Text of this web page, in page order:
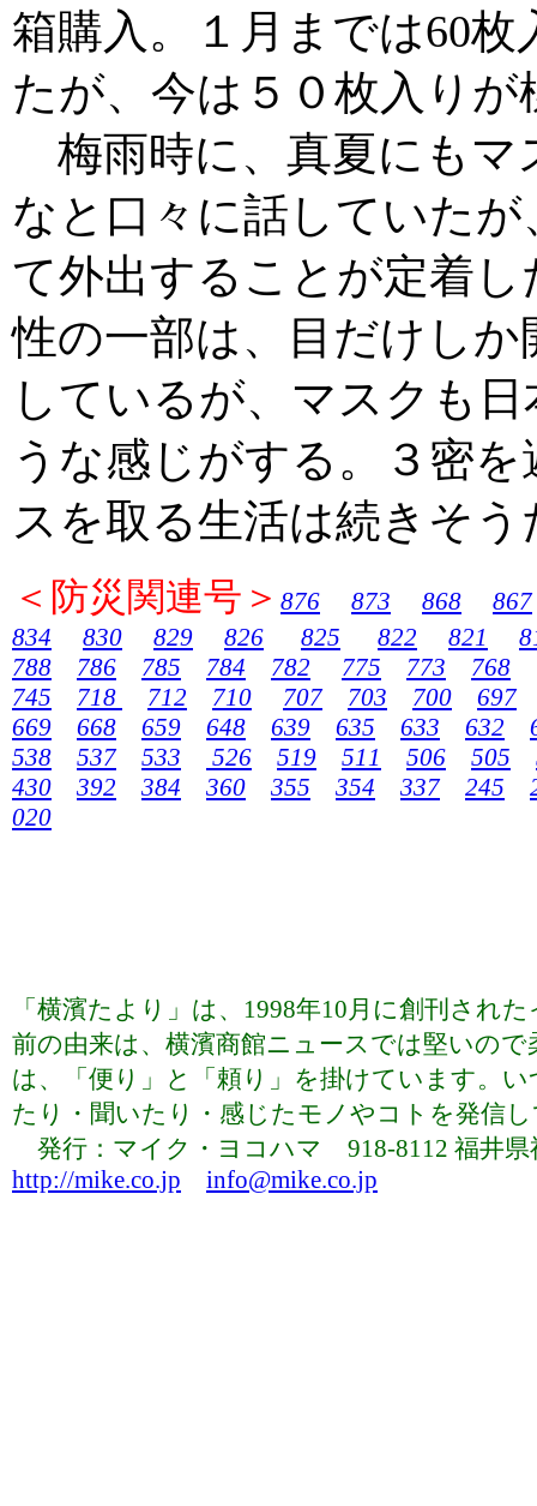
箱購入。１月までは60
たが、今は５０枚入り
梅雨時に、真夏にもマ
なと口々に話していた
て外出することが定着
性の一部は、目だけし
しているが、マスクも
うな感じがする。３密
スを取る生活は続きそう
＜防災関連号＞ 876 873 868
867
834
830 829 826 825 822 821
788
786 785 784 782 775 773
768
745
718 712 710 707 703 700
697
669
668 659 648 639 635 633 632
538
537 533 526 519 511 506 505
430
392 384 360 355 354 337 245
020
「横濱たより」は、1998年10月に創刊され
前の由来は、横濱商館ニュースでは堅いの
は、「便り」と「頼り」を掛けています。
たり・聞いたり・感じたモノやコトを発信
発行：マイク・ヨコハマ 918-8112 福井
http://mike.co.jp
info@mike.co.jp